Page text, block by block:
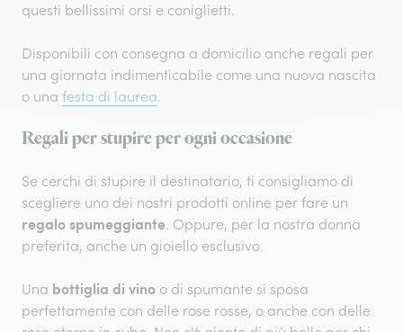
questi bellissimi orsi e coniglietti.
Disponibili con consegna a domicilio anche regali per
una giornata indimenticabile come una nuova nascita
o una festa di laurea.
Regali per stupire per ogni occasione
Se cerchi di stupire il destinatario, ti consigliamo di
scegliere uno dei nostri prodotti online per fare un
regalo spumeggiante. Oppure, per la nostra donna
preferita, anche un gioiello esclusivo.
Una bottiglia di vino o di spumante si sposa
perfettamente con delle rose rosse, o anche con delle